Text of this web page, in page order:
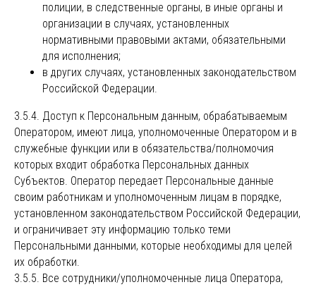
полиции, в следственные органы, в иные органы и
организации в случаях, установленных
нормативными правовыми актами, обязательными
для исполнения;
в других случаях, установленных законодательством
Российской Федерации.
3.5.4. Доступ к Персональным данным, обрабатываемым
Оператором, имеют лица, уполномоченные Оператором и в
служебные функции или в обязательства/полномочия
которых входит обработка Персональных данных
Субъектов. Оператор передает Персональные данные
своим работникам и уполномоченным лицам в порядке,
установленном законодательством Российской Федерации,
и ограничивает эту информацию только теми
Персональными данными, которые необходимы для целей
их обработки.
3.5.5. Все сотрудники/уполномоченные лица Оператора,